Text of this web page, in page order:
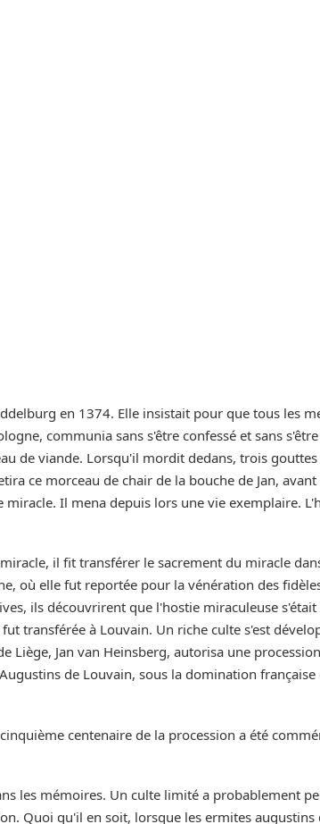
en 1374. Elle insistait pour que tous les
communia sans s'être confessé et sans
de viande. Lorsqu'il mordit dedans, trois
ce morceau de chair de la bouche de Jan,
Il mena depuis lors une vie exemplaire.
il fit transférer le sacrement du miracle
où elle fut reportée pour la vénération des
ils découvrirent que l'hostie miraculeuse
transférée à Louvain. Un riche culte s'est
Jan van Heinsberg, autorisa une
de Louvain, sous la domination
centenaire de la procession a été
les mémoires. Un culte limité a probablement
Quoi qu'il en soit, lorsque les ermites